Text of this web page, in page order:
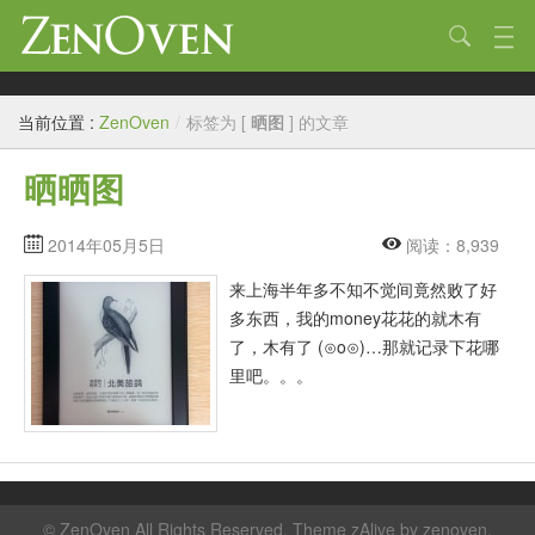
技术
生活
作品
标签
链接
当前位置 : ZenOven / 标签为 [ 晒图 ] 的文章
晒晒图
2014年05月5日
阅读：8,939
来上海半年多不知不觉间竟然败了好
多东西，我的money花花的就木有
了，木有了 (⊙o⊙)…那就记录下花哪
里吧。。。
© ZenOven All Rights Reserved. Theme zAlive by zenoven.